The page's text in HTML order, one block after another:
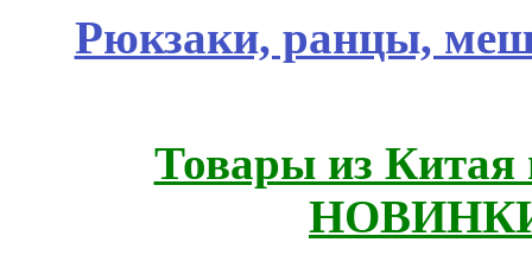
Рюкзаки, ранцы,
Товары из Китая